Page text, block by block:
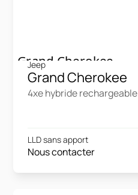
Jeep
Grand Cherokee
4xe hybride rechargeable
LLD sans apport
Nous contacter